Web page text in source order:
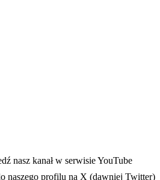
się w nowej karcie
nasz kanał w serwisie YouTube
naszego profilu na X (dawniej Twitter)